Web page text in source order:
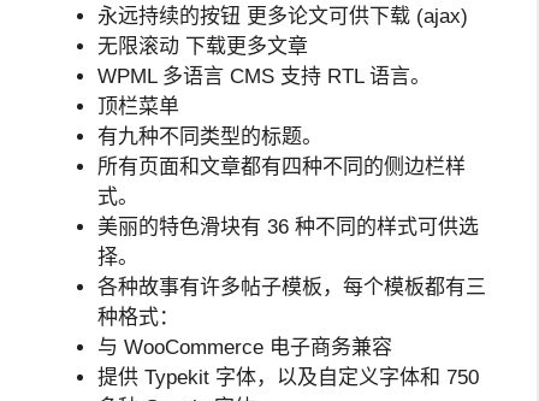
永远持续的按钮 更多论文可供下载 (ajax)
无限滚动 下载更多文章
WPML 多语言 CMS 支持 RTL 语言。
顶栏菜单
有九种不同类型的标题。
所有页面和文章都有四种不同的侧边栏样
式。
美丽的特色滑块有 36 种不同的样式可供选
择。
各种故事有许多帖子模板，每个模板都有三
种格式：
与 WooCommerce 电子商务兼容
提供 Typekit 字体，以及自定义字体和 750